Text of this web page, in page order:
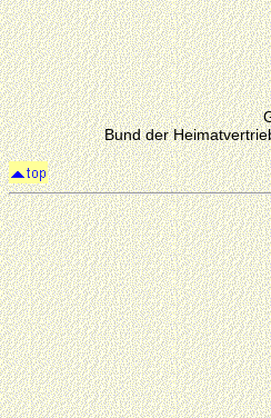
Bund der